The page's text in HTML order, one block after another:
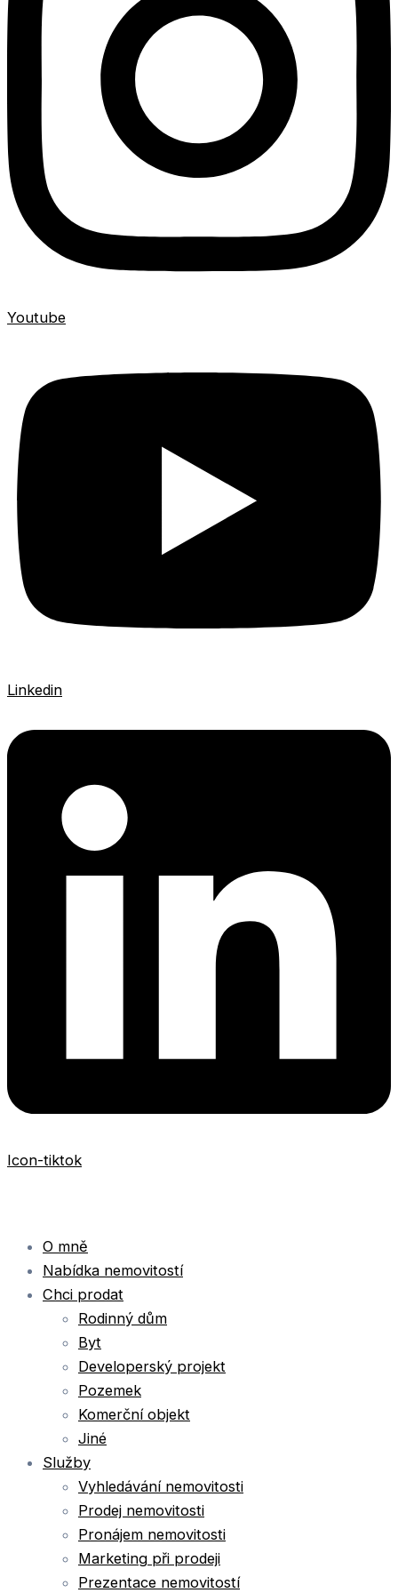
Youtube
Linkedin
Icon-tiktok
O mně
Nabídka nemovitostí
Chci prodat
Rodinný dům
Byt
Developerský projekt
Pozemek
Komerční objekt
Jiné
Služby
Vyhledávání nemovitosti
Prodej nemovitosti
Pronájem nemovitosti
Marketing při prodeji
Prezentace nemovitostí